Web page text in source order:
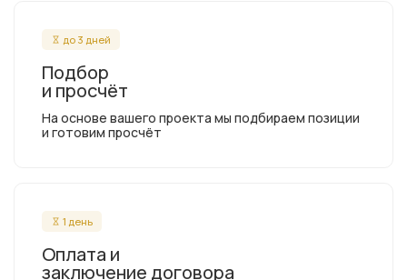
до 3 дней
Подбор
и просчёт
На основе вашего проекта мы подбираем позиции
и готовим просчёт
1 день
Оплата и
заключение договора